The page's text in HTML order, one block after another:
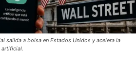
salida a bolsa en Estados Unidos y acelera la
artificial.